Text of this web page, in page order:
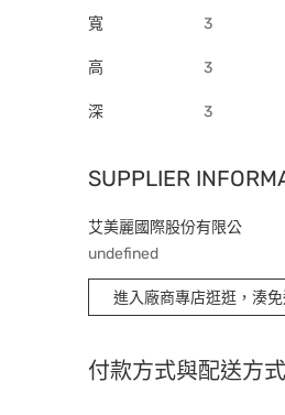
寬 3
高 3
深 3
SUPPLIER
艾美麗國際股份有限公
undefined
進入廠商專店逛逛，湊免
付款方式與配送方式